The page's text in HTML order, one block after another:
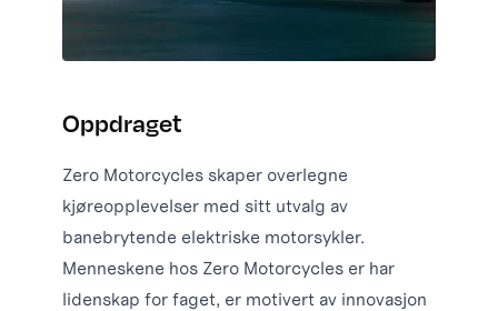
Oppdraget
Zero Motorcycles skaper overlegne
kjøreopplevelser med sitt utvalg av
banebrytende elektriske motorsykler.
Menneskene hos Zero Motorcycles er har
lidenskap for faget, er motivert av innovasjon